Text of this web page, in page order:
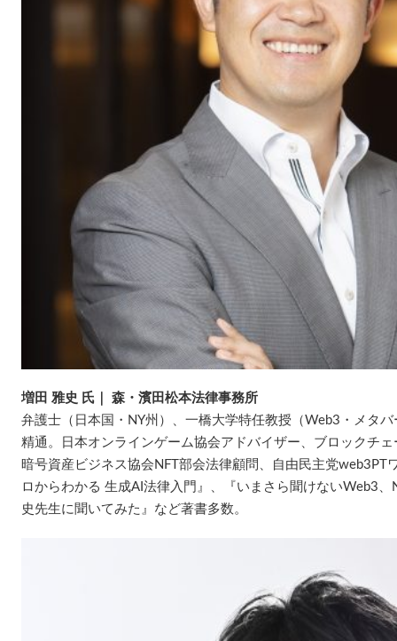
増田 雅史 氏｜ 森・濱田松本法律事務所
弁護士（日本国・NY州）、一橋大学特任教授（Web3・メタ
精通。日本オンラインゲーム協会アドバイザー、ブロックチ
暗号資産ビジネス協会NFT部会法律顧問、自由民主党web3PT
ロからわかる 生成AI法律入門』、『いまさら聞けないWeb3
史先生に聞いてみた』など著書多数。